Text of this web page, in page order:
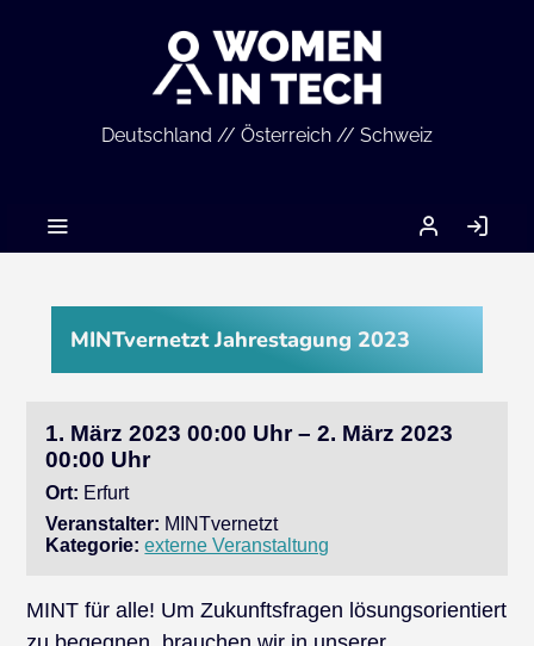
Deutschland // Österreich // Schweiz
MEIN
ACCOUNT
MINTvernetzt Jahrestagung 2023
1. März 2023 00:00 Uhr – 2. März 2023
00:00 Uhr
Ort: Erfurt
Veranstalter: MINTvernetzt
Kategorie: externe Veranstaltung
MINT für alle! Um Zukunftsfragen lösungsorientiert